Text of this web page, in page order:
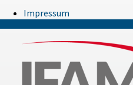
Impressum